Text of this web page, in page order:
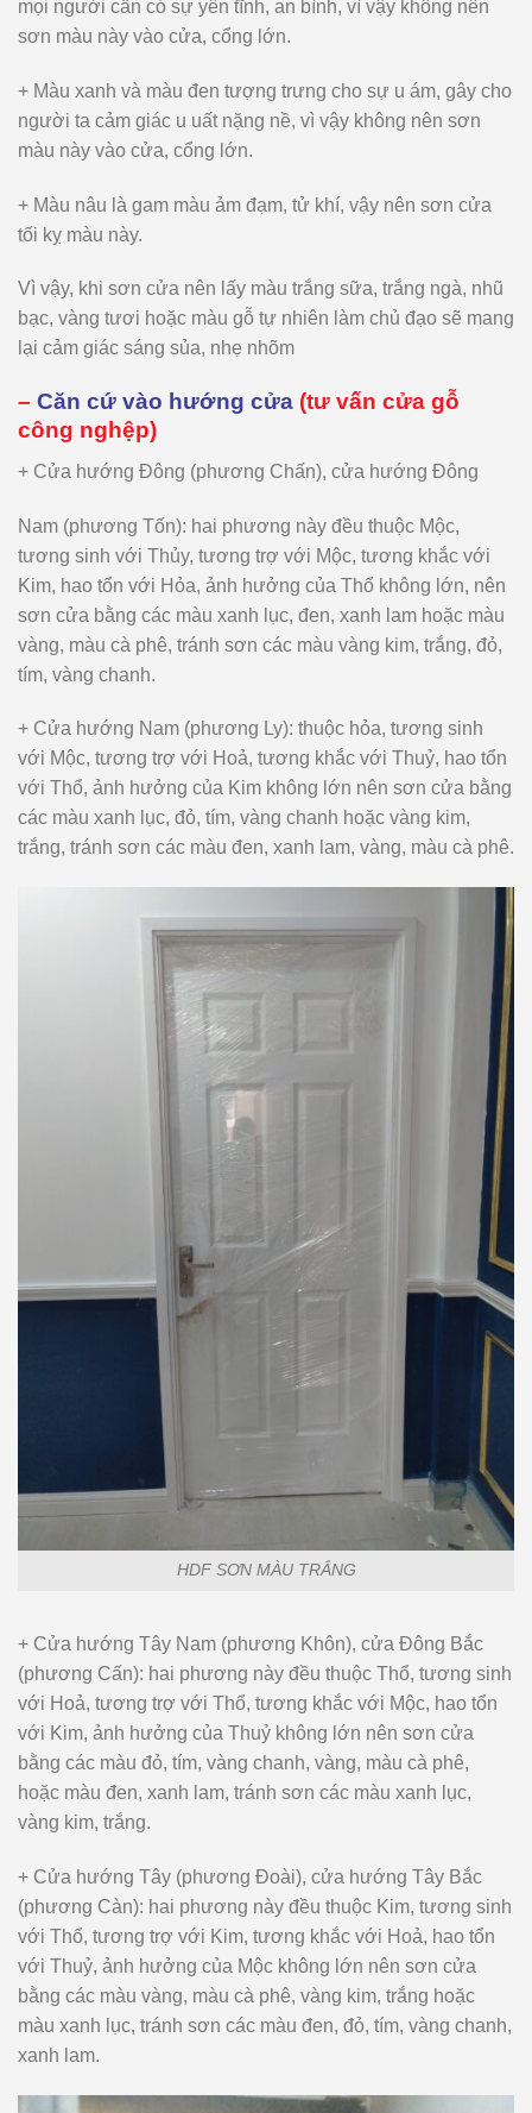
mọi người cần có sự yên tĩnh, an bình, vì vậy không nên
sơn màu này vào cửa, cổng lớn.
+ Màu xanh và màu đen tượng trưng cho sự u ám, gây cho
người ta cảm giác u uất nặng nề, vì vậy không nên sơn
màu này vào cửa, cổng lớn.
+ Màu nâu là gam màu ảm đạm, tử khí, vậy nên sơn cửa
tối kỵ màu này.
Vì vậy, khi sơn cửa nên lấy màu trắng sữa, trắng ngà, nhũ
bạc, vàng tươi hoặc màu gỗ tự nhiên làm chủ đạo sẽ mang
lại cảm giác sáng sủa, nhẹ nhõm
– Căn cứ vào hướng cửa (tư vấn cửa gỗ
công nghệp)
+ Cửa hướng Đông (phương Chấn), cửa hướng Đông
Nam (phương Tốn): hai phương này đều thuộc Mộc,
tương sinh với Thủy, tương trợ với Mộc, tương khắc với
Kim, hao tổn với Hỏa, ảnh hưởng của Thổ không lớn, nên
sơn cửa bằng các màu xanh lục, đen, xanh lam hoặc màu
vàng, màu cà phê, tránh sơn các màu vàng kim, trắng, đỏ,
tím, vàng chanh.
+ Cửa hướng Nam (phương Ly): thuộc hỏa, tương sinh
với Mộc, tương trợ với Hoả, tương khắc với Thuỷ, hao tổn
với Thổ, ảnh hưởng của Kim không lớn nên sơn cửa bằng
các màu xanh lục, đỏ, tím, vàng chanh hoặc vàng kim,
trắng, tránh sơn các màu đen, xanh lam, vàng, màu cà phê.
HDF SƠN MÀU TRẮNG
+ Cửa hướng Tây Nam (phương Khôn), cửa Đông Bắc
(phương Cấn): hai phương này đều thuộc Thổ, tương sinh
với Hoả, tương trợ với Thổ, tương khắc với Mộc, hao tổn
với Kim, ảnh hưởng của Thuỷ không lớn nên sơn cửa
bằng các màu đỏ, tím, vàng chanh, vàng, màu cà phê,
hoặc màu đen, xanh lam, tránh sơn các màu xanh lục,
vàng kim, trắng.
+ Cửa hướng Tây (phương Đoài), cửa hướng Tây Bắc
(phương Càn): hai phương này đều thuộc Kim, tương sinh
với Thổ, tương trợ với Kim, tương khắc với Hoả, hao tổn
với Thuỷ, ảnh hưởng của Mộc không lớn nên sơn cửa
bằng các màu vàng, màu cà phê, vàng kim, trắng hoặc
màu xanh lục, tránh sơn các màu đen, đỏ, tím, vàng chanh,
xanh lam.